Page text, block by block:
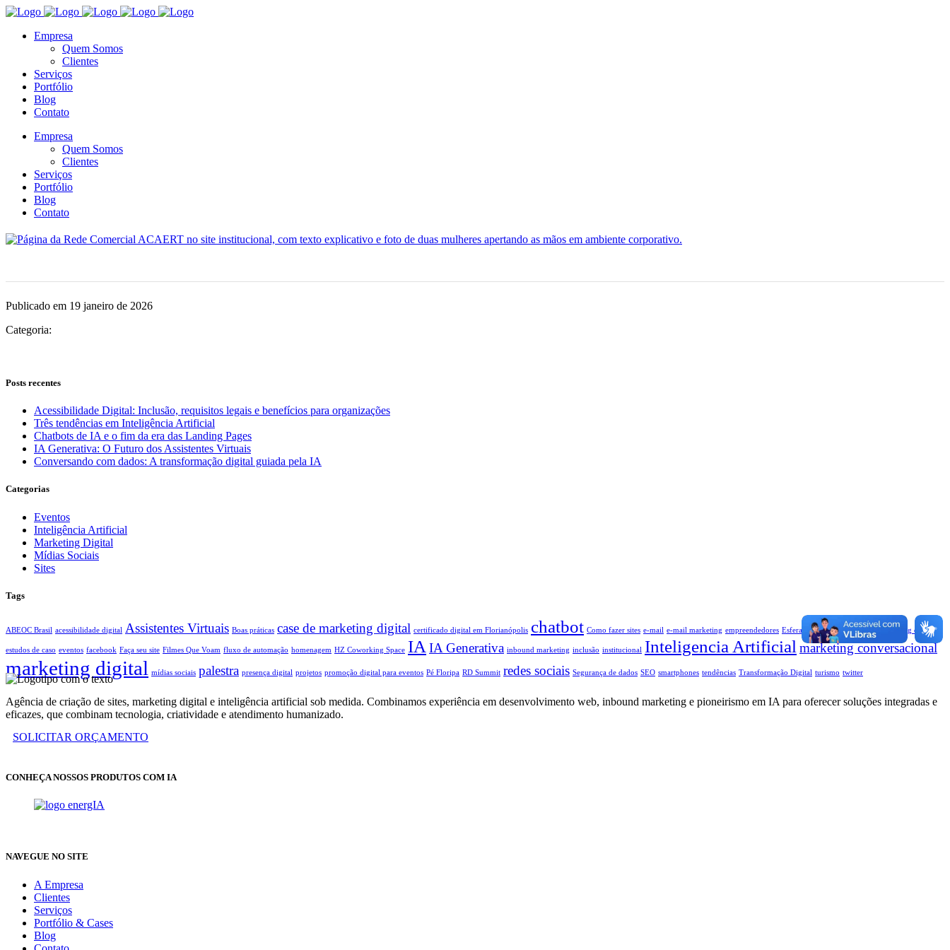
Empresa
Quem Somos
Clientes
Serviços
Portfólio
Blog
Contato
Empresa
Quem Somos
Clientes
Serviços
Portfólio
Blog
Contato
Publicado em 19 janeiro de 2026
Categoria:
Posts recentes
Acessibilidade Digital: Inclusão, requisitos legais e benefícios para organizações
Três tendências em Inteligência Artificial
Chatbots de IA e o fim da era das Landing Pages
IA Generativa: O Futuro dos Assistentes Virtuais
Conversando com dados: A transformação digital guiada pela IA
Categorias
Eventos
Inteligência Artificial
Marketing Digital
Mídias Sociais
Sites
Tags
ABEOC Brasil acessibilidade digital Assistentes Virtuais Boas práticas case de marketing digital certificado digital em Florianópolis chatbot Como fazer sites e-mail e-mail marketing empreendedores EsferaMix ESG estratégia de marketing digital
estudos de caso eventos facebook Faça seu site Filmes Que Voam fluxo de automação homenagem HZ Coworking Space IA IA Generativa inbound marketing inclusão institucional Inteligencia Artificial marketing conversacional
marketing digital mídias sociais palestra presença digital projetos promoção digital para eventos Pé Floripa RD Summit redes sociais Segurança de dados SEO smartphones tendências Transformação Digital turismo twitter
Agência de criação de sites, marketing digital e inteligência artificial sob medida. Combinamos experiência em desenvolvimento web, inbound marketing e pioneirismo em IA para oferecer soluções integradas e
eficazes, que combinam tecnologia, criatividade e atendimento humanizado.
SOLICITAR ORÇAMENTO
CONHEÇA NOSSOS PRODUTOS COM IA
NAVEGUE NO SITE
A Empresa
Clientes
Serviços
Portfólio & Cases
Blog